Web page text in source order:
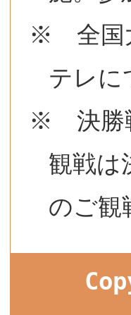
※ 全国
テレに
※ 決勝
観戦は
のご観